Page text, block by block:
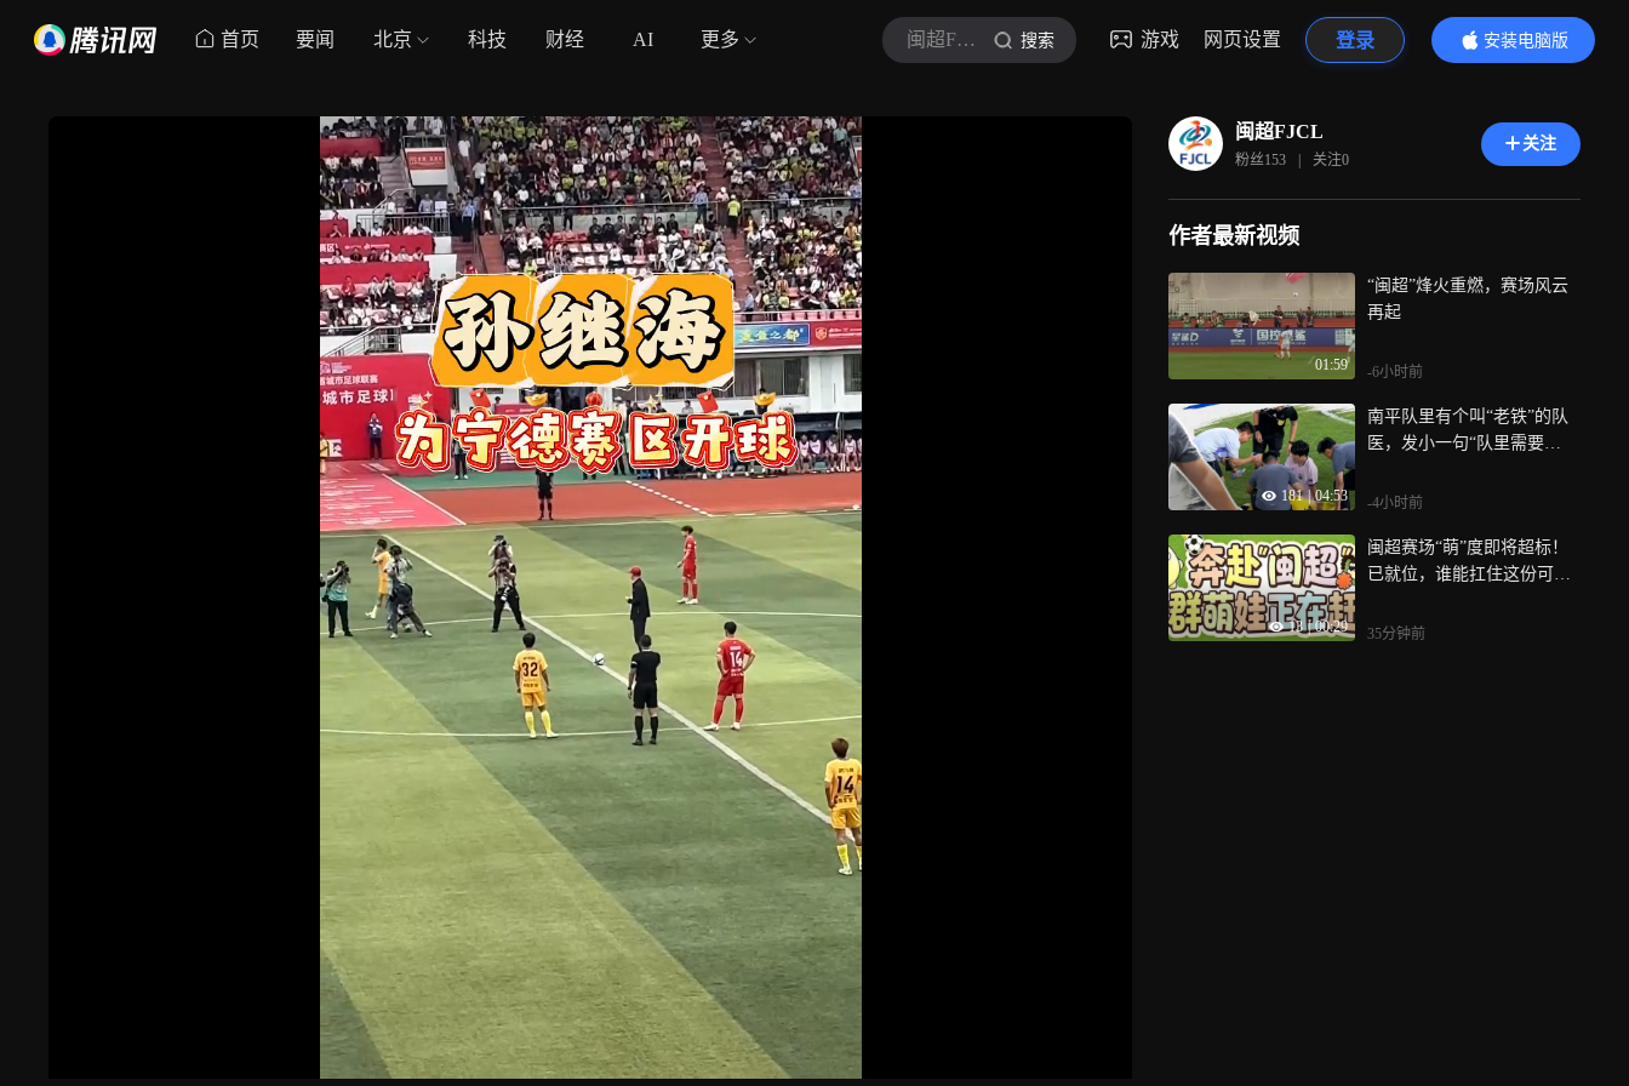
首页 要闻 北京 科技 财经 AI 更多 闽超FJCL 搜索 游戏 网页设置 登录
安装电脑版
内容更精彩
闽超FJCL
粉丝153 | 关注0
关注
作者最新视频
01:59
“闽超”烽火重燃，赛场风云
再起
-6小时前
181 | 04:53
南平队里有个叫“老铁”的队
医，发小一句“队里需要
来，从护着一个人，到护着
输球，是告别
-4小时前
13 | 00:29
闽超赛场“萌”度即将超标！
已就位，谁能扛住这份可爱
和热情，8月8日，一次性放
35分钟前